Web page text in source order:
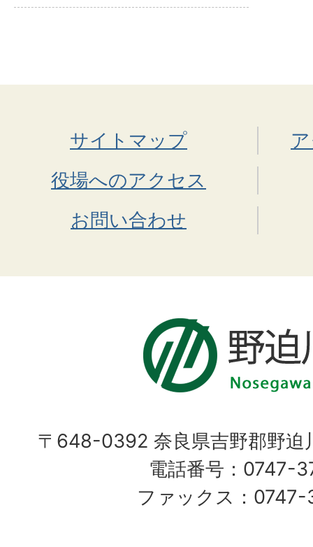
サイトマップ
役場へのアクセス
お問い合わせ
〒648-0392 奈良県吉野郡野迫
電話番号：0747-
ファックス：